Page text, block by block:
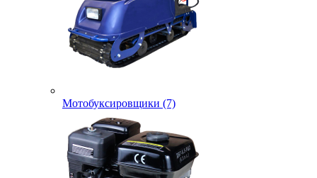
Мотобуксировщики (7)